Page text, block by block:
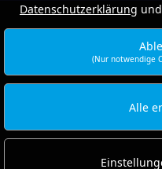
Datenschutzerklärung und
(Nur notwendige
Alle